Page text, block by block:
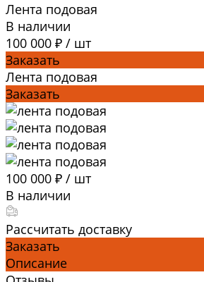
Лента подовая
В наличии
100 000 ₽ / шт
Заказать
Лента подовая
Заказать
100 000 ₽ / шт
В наличии
Рассчитать доставку
Заказать
Описание